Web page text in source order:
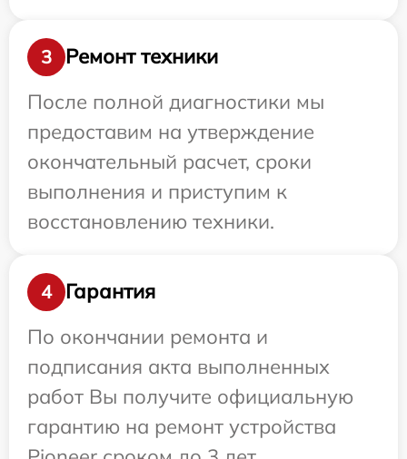
3
Ремонт техники
После полной диагностики мы
предоставим на утверждение
окончательный расчет, сроки
выполнения и приступим к
восстановлению техники.
4
Гарантия
По окончании ремонта и
подписания акта выполненных
работ Вы получите официальную
гарантию на ремонт устройства